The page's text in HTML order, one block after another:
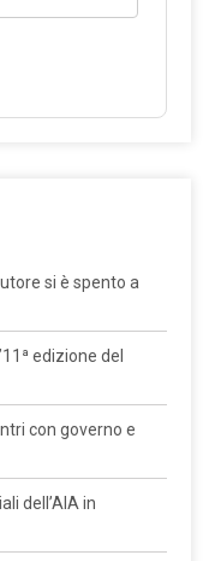
si è spento a
edizione del
con governo e
dell’AIA in